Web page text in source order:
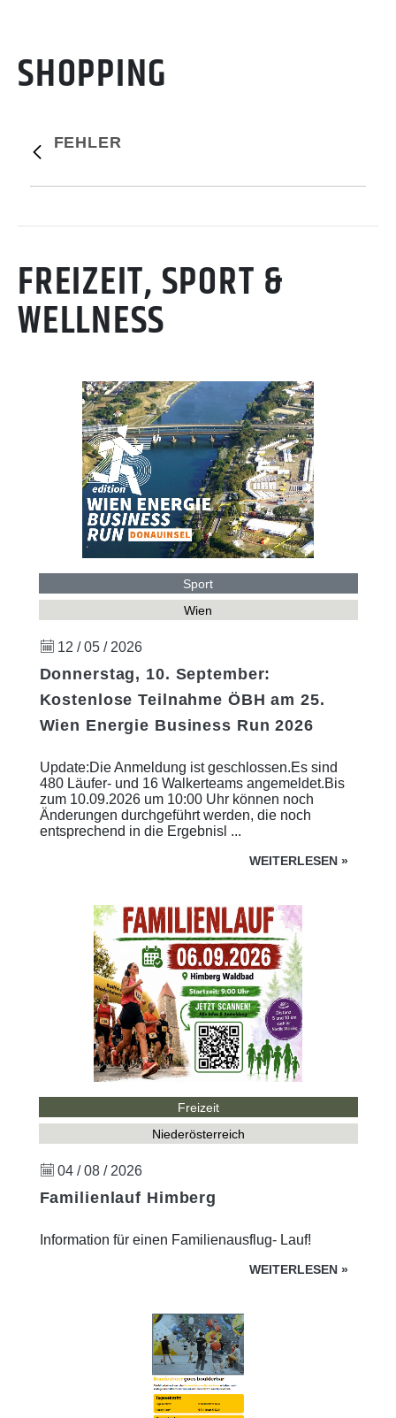
SHOPPING
FEHLER
FREIZEIT, SPORT &
WELLNESS
Sport
Wien
12 / 05 / 2026
Donnerstag, 10. September:
Kostenlose Teilnahme ÖBH am 25.
Wien Energie Business Run 2026
Update:Die Anmeldung ist geschlossen.Es sind
480 Läufer- und 16 Walkerteams angemeldet.Bis
zum 10.09.2026 um 10:00 Uhr können noch
Änderungen durchgeführt werden, die noch
entsprechend in die Ergebnisl ...
WEITERLESEN »
Freizeit
Niederösterreich
04 / 08 / 2026
Familienlauf Himberg
Information für einen Familienausflug- Lauf!
WEITERLESEN »